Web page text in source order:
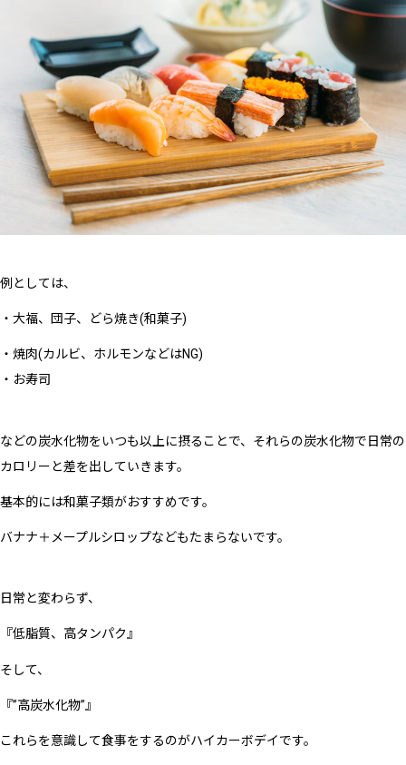
例としては、
・大福、団子、どら焼き(和菓子)
・焼肉(カルビ、ホルモンなどはNG)
・お寿司
などの炭水化物をいつも以上に摂ることで、それらの炭水化物で日常の
カロリーと差を出していきます。
基本的には和菓子類がおすすめです。
バナナ＋メープルシロップなどもたまらないです。
日常と変わらず、
『低脂質、高タンパク』
そして、
『”高炭水化物”』
これらを意識して食事をするのがハイカーボデイです。